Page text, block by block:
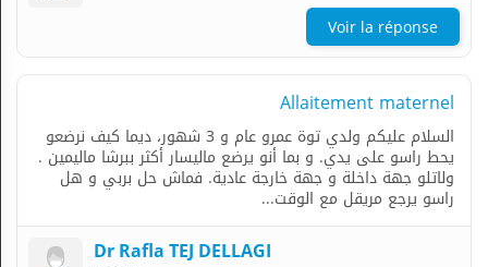
Voir la réponse
Allaitement maternel
السلام عليكم ولدي توة عمرو عام و 3 شهور، ديما كيف نرضعو
يحط راسو على يدي. و بما أنو يرضع ماليسار أكثر ببرشا ماليمين .
ولاتلو جهة داخلة و جهة خارجة عادية. فماش حل بربي و هل
راسو يرجع مريقل مع الوقت...
Dr Rafla TEJ DELLAGI